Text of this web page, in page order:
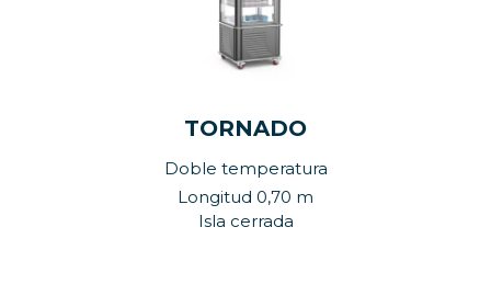
TORNADO
Doble temperatura
Longitud 0,70 m
Isla cerrada